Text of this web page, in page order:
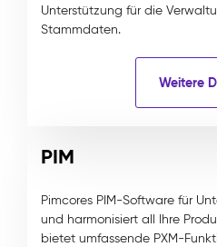
Unterstützung für die
Stammdaten.
Weitere
PIM
Pimcores PIM-Software für
und harmonisiert all Ihre
bietet umfassende PXM-